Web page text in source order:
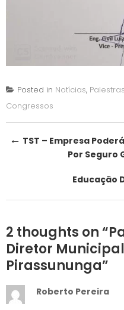
Posted in Notícias,
Congressos
Post
navigation
← TST – Empresa
Por Seguro
Educação
2 thoughts on “
Diretor Municipal
Pirassununga”
Roberto Pereira